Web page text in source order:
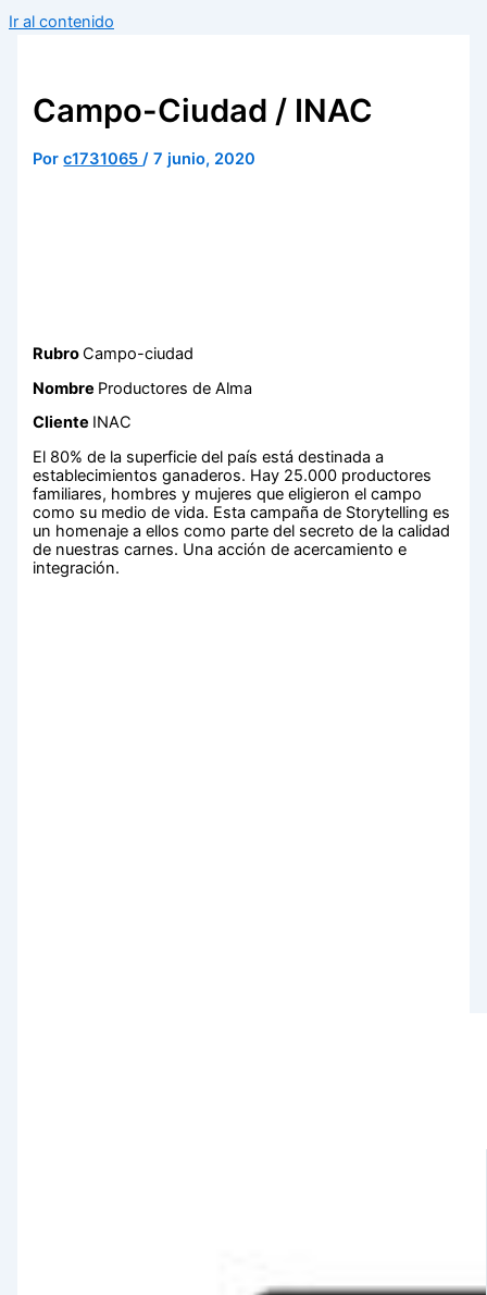
Ir al contenido
Campo-Ciudad / INAC
Porc1731065/7 junio, 2020
RubroCampo-ciudad
Nombre Productores de Alma
Cliente INAC
El 80% de la superficie del país está destinada a
establecimientos ganaderos. Hay 25.000 productores
familiares, hombres y mujeres que eligieron el campo
como su medio de vida. Esta campaña de Storytelling es
un homenaje a ellos como parte del secreto de la calidad
de nuestras carnes. Una acción de acercamiento e
integración.